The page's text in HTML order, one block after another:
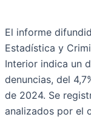
El informe
Estadística y
Interior indica un
denuncias, del
de 2024. Se
analizados por el